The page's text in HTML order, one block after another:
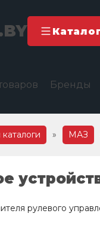
Бренды
» МАЗ
рулевого